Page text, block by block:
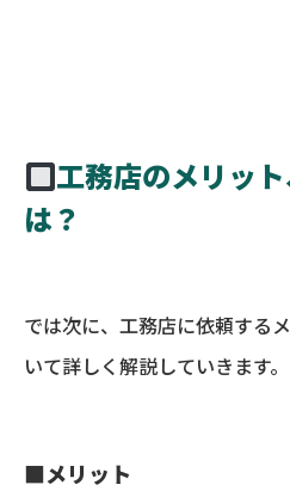
工務店のメリッ
は？
では次に、工務店に依頼する
いて詳しく解説していきます。
■メリット